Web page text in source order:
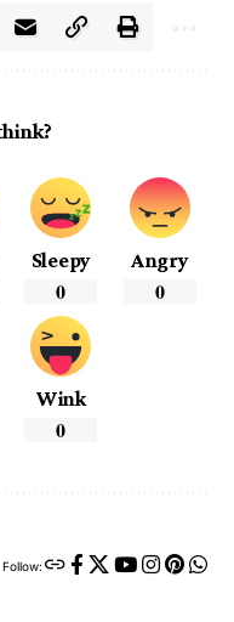
Sleepy
0
Angry
0
Wink
0
Follow: